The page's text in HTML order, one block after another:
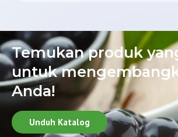
Temukan produk
untuk
Anda!
Unduh Katalog